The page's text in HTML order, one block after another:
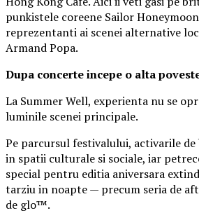
punkistele coreene Sailor
reprezentanti ai scenei alternative
Armand Popa.
Dupa concerte incepe o alta
La Summer Well, experienta nu se
luminile scenei principale.
Pe parcursul festivalului, activarile
in spatii culturale si sociale, iar
special pentru editia aniversara
tarziu in noapte — precum seria de
de glo™.